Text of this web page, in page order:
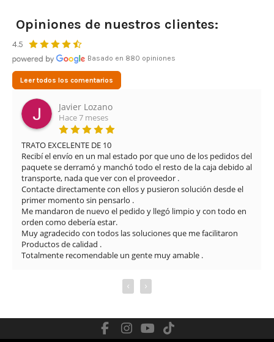
Opiniones de nuestros clientes:
4.5
Basado en 880 opiniones
Leer todos los comentarios
Leonardo Cifuentes Ortiz
Hace 3 meses
Muy buena experiencia con Airsof yecla. El servicio ha sido
excelente desde el primer momento. Me proporcionaron una
solución rápida y eficaz para el problema que tenía con la
réplica, manteniendo una atención muy profesional y amable
en todo momento.
El envío fue muy rápido y además se nota que cuidan mucho
los detalles: limpieza del arma, revisión completa y vídeos
explicando el estado y funcionamiento. La comunicación
también ha sido muy buena durante todo el proceso.
Sin duda, una tienda totalmente recomendable por la atención
al cliente y la seriedad con la que trabajan.
‹ ›